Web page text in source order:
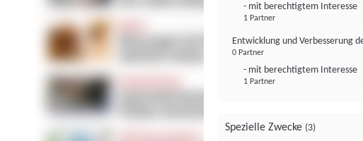
- mit berechtigtem Interesse
1 Partner
Entwicklung und Verbesserung
0 Partner
- mit berechtigtem Interesse
1 Partner
Spezielle Zwecke (3)